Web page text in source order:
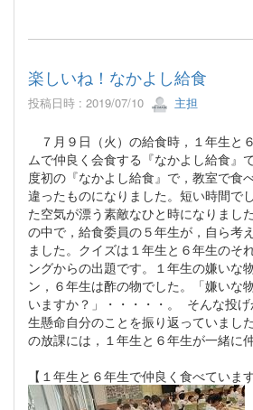
楽しいね！なかよし給食
投稿日時 : 2019/07/10 主担
７月９日（火）の給食時，１年生と
ムで仲良く会食する『なかよし給食』
度初の『なかよし給食』で，教室で食
違ったものになりました。短い時間で
た空気が漂う素敵なひと時になりまし
の中で，給食委員の５年生が，自ら考
ました。クイズは１年生と６年生のそ
ングからの出題です。１年生の嫌いな
ン，６年生は酢の物でした。「嫌いな
いますか？」・・・・・。 そんな投
生懸命自分のことを振り返っていまし
の放課には，１年生と６年生が一緒に
【１年生と６年生で仲良く食べていま